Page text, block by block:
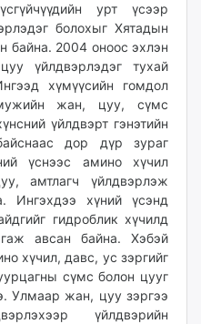
урт үсээр
болохыг Хятадын
байна. 2004 оноос эхлэн
үйлдвэрлэдэг тухай
хүмүүсийн гомдол
жан, цуу, сүмс
үйлдвэрт гэнэтийн
дор дүр зураг
үснээс амино хүчил
амтлагч үйлдвэрлэж
Ингэхдээ хүний үсэнд
гидроблик хүчилд
авсан байна. Хэбэй
хүчил, давс, ус зэргийг
сүмс болон цууг
Улмаар жан, цуу зэргээ
үйлдвэрийн